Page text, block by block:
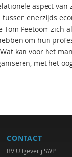
aspect van
enerzijds
Peetoom zich
om hun
kan voor het
met het
CONTACT
BV Uitgeverij SWP